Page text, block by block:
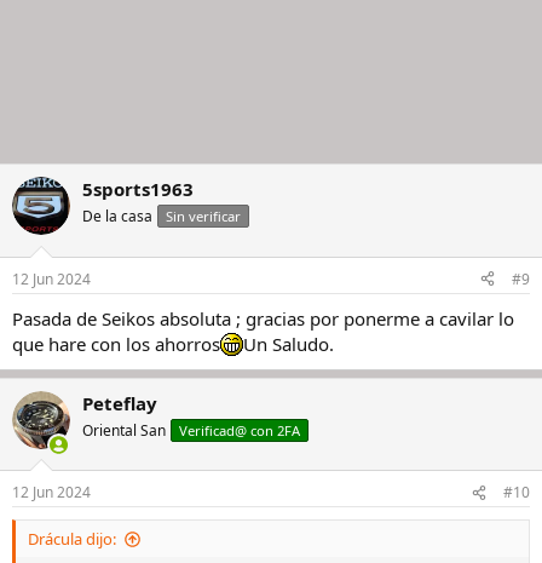
5sports1963
De la casa Sin verificar
12 Jun 2024 #9
Pasada de Seikos absoluta ; gracias por ponerme a cavilar lo
que hare con los ahorros
Un Saludo.
Peteflay
Oriental San Verificad@ con 2FA
12 Jun 2024 #10
Drácula dijo: